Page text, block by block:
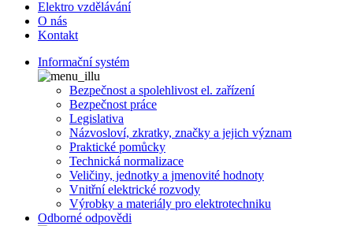
Elektro vzdělávání
O nás
Kontakt
Informační systém
Bezpečnost a spolehlivost el. zařízení
Bezpečnost práce
Legislativa
Názvosloví, zkratky, značky a jejich význam
Praktické pomůcky
Technická normalizace
Veličiny, jednotky a jmenovité hodnoty
Vnitřní elektrické rozvody
Výrobky a materiály pro elektrotechniku
Odborné odpovědi